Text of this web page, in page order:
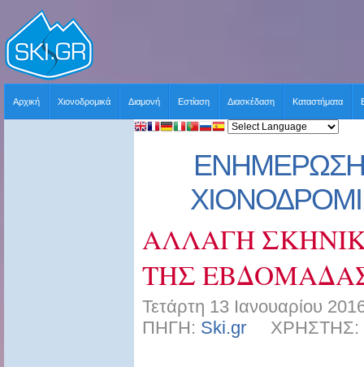
Αρχική Χιονοδρομικά Διαμονή Εστίαση Διασκέδαση Καταστήματα
ΕΝΗΜΕΡΩΣΗ
ΑΛΛΑΓΗ
ΤΗΣ
Τετάρτη 13 Ιανουαρίου
ΠΗΓΗ: Ski.gr ΧΡΗΣΤΗΣ: